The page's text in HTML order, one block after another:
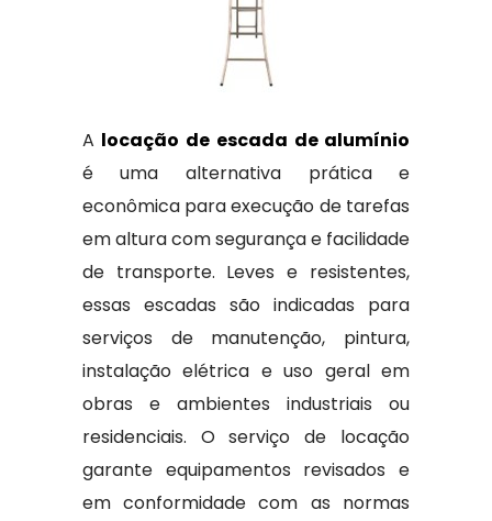
A locação de escada de alumínio
é uma alternativa prática e
econômica para execução de tarefas
em altura com segurança e facilidade
de transporte. Leves e resistentes,
essas escadas são indicadas para
serviços de manutenção, pintura,
instalação elétrica e uso geral em
obras e ambientes industriais ou
residenciais. O serviço de locação
garante equipamentos revisados e
em conformidade com as normas